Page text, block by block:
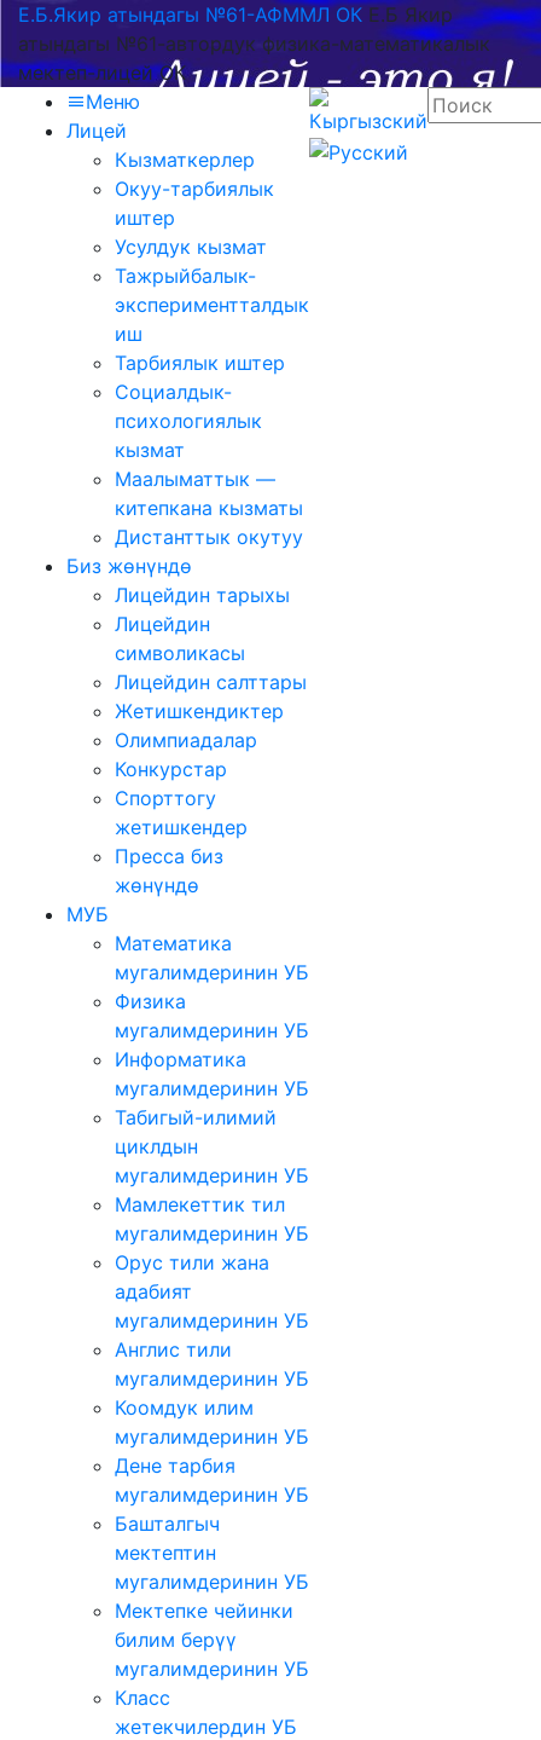
Е.Б.Якир атындагы №61-АФММЛ ОК Е.Б Якир
атындагы №61-автордук физика-математикалык
мектеп-лицей ОК
Меню
Лицей
Кызматкерлер
Окуу-тарбиялык
иштер
Усулдук кызмат
Тажрыйбалык-
экспериментталдык
иш
Тарбиялык иштер
Социалдык-
психологиялык
кызмат
Маалыматтык —
китепкана кызматы
Дистанттык окутуу
Биз жөнүндө
Лицейдин тарыхы
Лицейдин
символикасы
Лицейдин салттары
Жетишкендиктер
Олимпиадалар
Конкурстар
Спорттогу
жетишкендер
Пресса биз
жөнүндө
МУБ
Математика
мугалимдеринин УБ
Физика
мугалимдеринин УБ
Информатика
мугалимдеринин УБ
Табигый-илимий
циклдын
мугалимдеринин УБ
Мамлекеттик тил
мугалимдеринин УБ
Орус тили жана
адабият
мугалимдеринин УБ
Англис тили
мугалимдеринин УБ
Коомдук илим
мугалимдеринин УБ
Дене тарбия
мугалимдеринин УБ
Башталгыч
мектептин
мугалимдеринин УБ
Мектепке чейинки
билим берүү
мугалимдеринин УБ
Класс
жетекчилердин УБ